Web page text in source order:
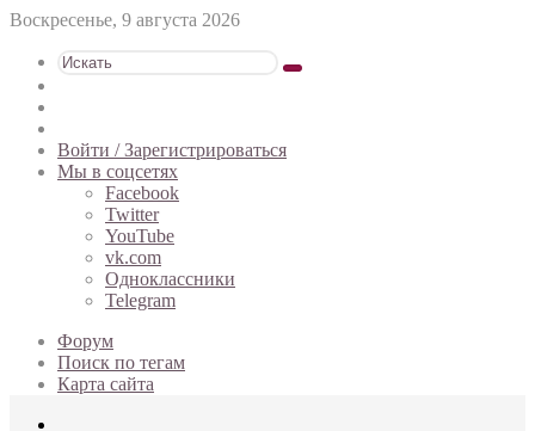
Воскресенье, 9 августа 2026
Искать
статья
Войти / Зарегистрироваться
Мы в соцсетях
Facebook
Twitter
YouTube
vk.com
Одноклассники
Telegram
Форум
Поиск по тегам
Карта сайта